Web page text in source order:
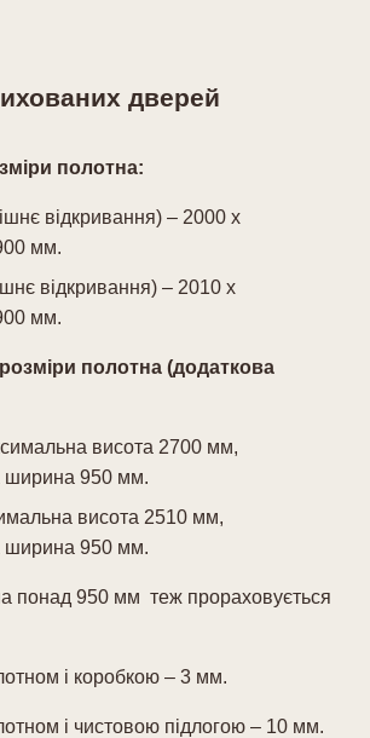
дверей
полотна:
відкривання) – 2000 х
мм.
відкривання) – 2010 х
мм.
розміри полотна (додаткова
висота 2700 мм,
ширина 950 мм.
висота 2510 мм,
ширина 950 мм.
понад 950 мм теж прораховується
і коробкою – 3 мм.
і чистовою підлогою – 10 мм.